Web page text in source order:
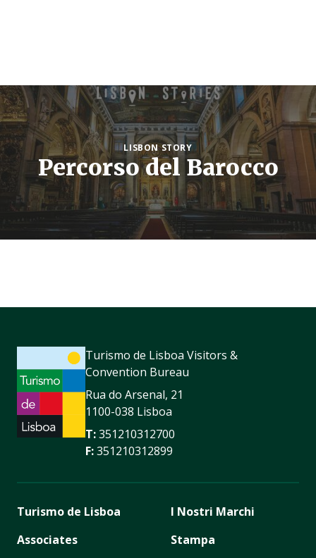
LISBON STORY
Percorso del Barocco
Turismo de Lisboa Visitors &
Convention Bureau
Rua do Arsenal, 21
1100-038 Lisboa
T:351210312700
F:351210312899
Turismo de Lisboa
Associates
I Nostri Marchi
Stampa